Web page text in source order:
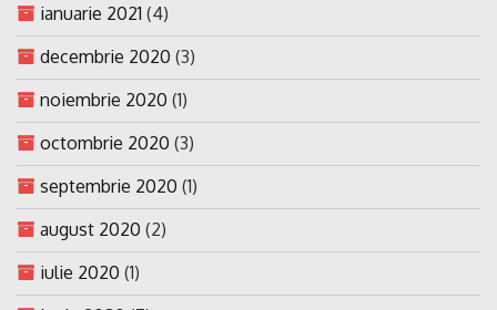
ianuarie 2021 (4)
decembrie 2020 (3)
noiembrie 2020 (1)
octombrie 2020 (3)
septembrie 2020 (1)
august 2020 (2)
iulie 2020 (1)